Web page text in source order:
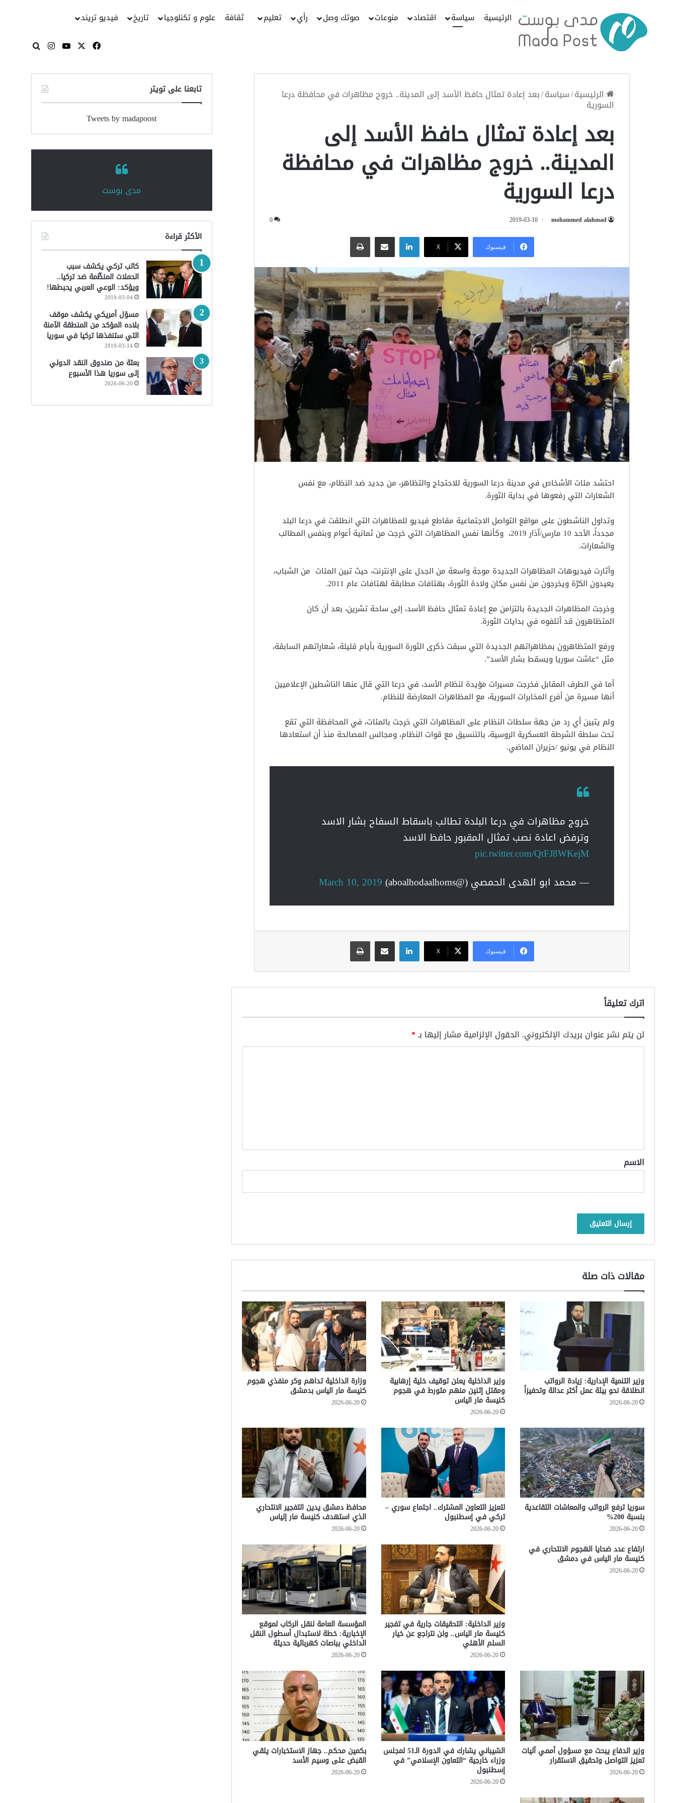
الرئيسية سياسة اقتصاد منوعات صوتك وصل رأي تعليم ثقافة علوم و تكنلوجيا تاريخ فيديو تريند
فيسبوك
‫X
‫YouTube
انستقرامبحث عن
الرئيسية/سياسة/بعد إعادة تمثال حافظ الأسد إلى المدينة.. خروج مظاهرات في محافظة درعا
السورية
بعد إعادة تمثال حافظ الأسد إلى
المدينة.. خروج مظاهرات في محافظة
درعا السورية
mohammed alahmad
2019-03-10
0
فيسبوك ‫X
لينكدإنمشاركة عبر البريد طباعة
احتشد مئات الأشخاص في مدينة درعا السورية للاحتجاج والتظاهر، من جديد ضد النظام، مع نفس
الشعارات التي رفعوها في بداية الثورة.
وتداول الناشطون على مواقع التواصل الاجتماعية مقاطع فيديو للمظاهرات التي انطلقت في درعا البلد
مجدداً، الأحد 10 مارس/آذار 2019، وكأنها نفس المظاهرات التي خرجت من ثمانية أعوام وبنفس المطالب
والشعارات.
وأثارت فيديوهات المظاهرات الجديدة موجة واسعة من الجدل على الإنترنت، حيث تبين المئات من الشباب،
يعيدون الكرّة ويخرجون من نفس مكان ولادة الثورة، بهتافات مطابقة لهتافات عام 2011.
وخرجت المظاهرات الجديدة بالتزامن مع إعادة تمثال حافظ الأسد، إلى ساحة تشرين، بعد أن كان
المتظاهرون قد أتلفوه في بدايات الثورة.
ورفع المتظاهرون بمظاهراتهم الجديدة التي سبقت ذكرى الثورة السورية بأيام قليلة، شعاراتهم السابقة،
مثل “عاشت سوريا ويسقط بشار الأسد”.
أما في الطرف المقابل فخرجت مسيرات مؤيدة لنظام الأسد، في درعا التي قال عنها الناشطين الإعلاميين
أنها مسيرة من أفرع المخابرات السورية، مع المظاهرات المعارضة للنظام.
ولم يتبين أي رد من جهة سلطات النظام على المظاهرات التي خرجت بالمئات، في المحافظة التي تقع
تحت سلطة الشرطة العسكرية الروسية، بالتنسيق مع قوات النظام، ومجالس المصالحة منذ أن استعادها
النظام في يونيو /حزيران الماضي.
خروج مظاهرات في درعا البلدة تطالب باسقاط السفاح بشار الاسد
وترفض اعادة نصب تمثال المقبور حافظ الاسد
pic.twitter.com/QtFJ8WKejM
— محمد ابو الهدى الحمصي (@aboalhodaalhoms)
March 10, 2019
فيسبوك ‫X
لينكدإنمشاركة عبر البريد طباعة
اترك تعليقاً
لن يتم نشر عنوان بريدك الإلكتروني. الحقول الإلزامية مشار إليها بـ*
*
الاسم
مقالات ذات صلة
وزير التنمية الإدارية: زيادة الرواتب
انطلاقة نحو بيئة عمل أكثر عدالة وتحفيزاً
2026-06-20
وزير الداخلية يعلن توقيف خلية إرهابية
ومقتل إثنين منهم متورط في هجوم
كنيسة مار الياس
2026-06-20
وزارة الداخلية تداهم وكر منفذي هجوم
كنيسة مار الياس بدمشق
2026-06-20
سوريا ترفع الرواتب والمعاشات التقاعدية
بنسبة 200%
2026-06-20
لتعزيز التعاون المشترك.. اجتماع سوري –
تركي في إسطنبول
2026-06-20
محافظ دمشق يدين التفجير الانتحاري
الذي استهدف كنيسة مار إلياس
2026-06-20
ارتفاع عدد ضحايا الهجوم الانتحاري في
كنيسة مار الياس في دمشق
2026-06-20
وزير الداخلية: التحقيقات جارية في تفجير
كنيسة مار الياس.. ولن نتراجع عن خيار
السلم الأهلي
2026-06-20
المؤسسة العامة لنقل الركاب لموقع
الإخبارية: خطة لاستبدال أسطول النقل
الداخلي بباصات كهربائية حديثة
2026-06-20
وزير الدفاع يبحث مع مسؤول أممي آليات
تعزيز التواصل وتحقيق الاستقرار
2026-06-20
الشيباني يشارك في الدورة الـ51 لمجلس
وزراء خارجية “التعاون الإسلامي” في
إسطنبول
2026-06-20
بكمين محكم.. جهاز الاستخبارات يلقي
القبض على وسيم الأسد
2026-06-20
تابعنا على تويتر
Tweets by madapoost
‏مدى بوست‏
الأكثر قراءة
كاتب تركي يكشف سبب
الحملات المنظّمة ضد تركيا..
ويؤكد: الوعي العربي يحبطها!
2019-03-04
مسؤل أمريكي يكشف موقف
بلاده المؤكد من المنطقة الآمنة
التي ستنفذها تركيا في سوريا
2019-03-14
بعثة من صندوق النقد الدولي
إلى سوريا هذا الأسبوع
2026-06-20